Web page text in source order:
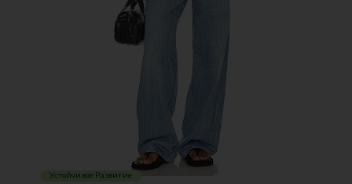
Устойчивое Развитие